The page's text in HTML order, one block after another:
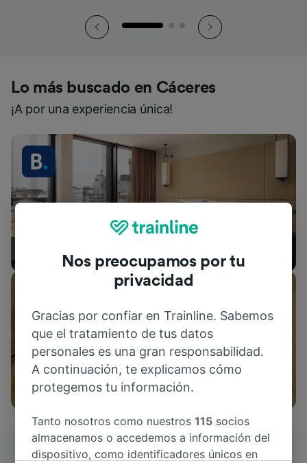
Lo más buscado en Cáceres
¡A por una experiencia única!
Alojamientos
Actividades
Nos preocupamos por tu
privacidad
Gracias por confiar en Trainline. Sabemos
que el tratamiento de tus datos
personales es una gran responsabilidad.
A continuación, te explicamos cómo
protegemos tu información.
Tanto nosotros como nuestros115 socios
almacenamos o accedemos a información del
dispositivo, como identificadores únicos en